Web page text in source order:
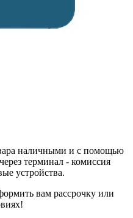
наличными и с помощью
терминал - комиссия
устройства.
вам рассрочку или